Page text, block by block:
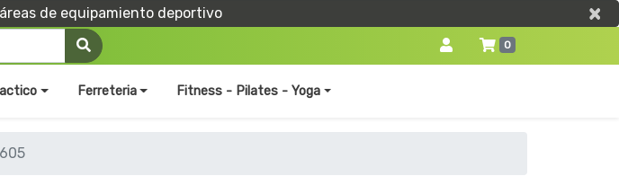
de equipamiento deportivo ×
×
0
Ferreteria Fitness - Pilates - Yoga